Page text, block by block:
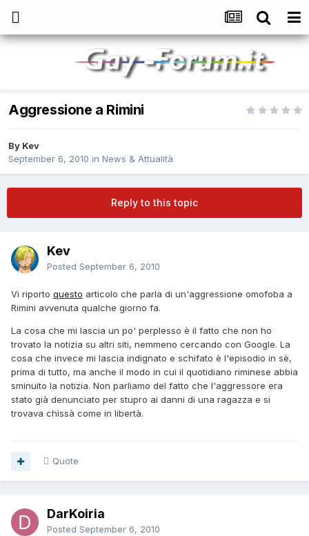
Aggressione a Rimini
By Kev
September 6, 2010 in News & Attualità
Reply to this topic
Kev
Posted September 6, 2010
Vi riporto questo articolo che parla di un'aggressione omofoba a
Rimini avvenuta qualche giorno fa.
La cosa che mi lascia un po' perplesso è il fatto che non ho
trovato la notizia su altri siti, nemmeno cercando con Google. La
cosa che invece mi lascia indignato e schifato è l'episodio in sè,
prima di tutto, ma anche il modo in cui il quotidiano riminese abbia
sminuito la notizia. Non parliamo del fatto che l'aggressore era
stato già denunciato per stupro ai danni di una ragazza e si
trovava chissà come in libertà.
Quote
DarKoiria
Posted September 6, 2010